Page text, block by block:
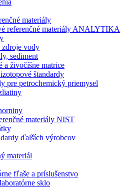
materiály
referenčné materiály ANALYTIKA
zdroje vody
sediment
a živočíšne matrice
štandardy
pre petrochemický priemysel
materiály NIST
ďalších výrobcov
materiál
fľaše a príslušenstvo
sklo